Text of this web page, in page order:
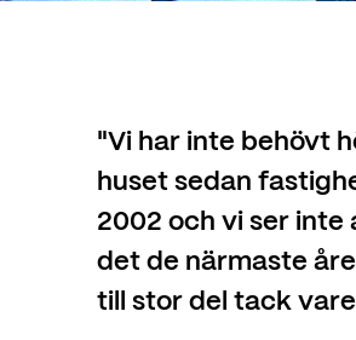
"Vi har inte behövt
huset sedan
2002 och vi ser inte
det de närmaste
till stor del tack